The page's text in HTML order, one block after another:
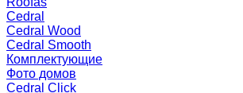
Cedral
Cedral Wood
Cedral Smooth
Комплектующие
Фото домов
Cedral Click